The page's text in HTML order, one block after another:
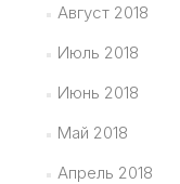
Август 2018
Июль 2018
Июнь 2018
Май 2018
Апрель 2018